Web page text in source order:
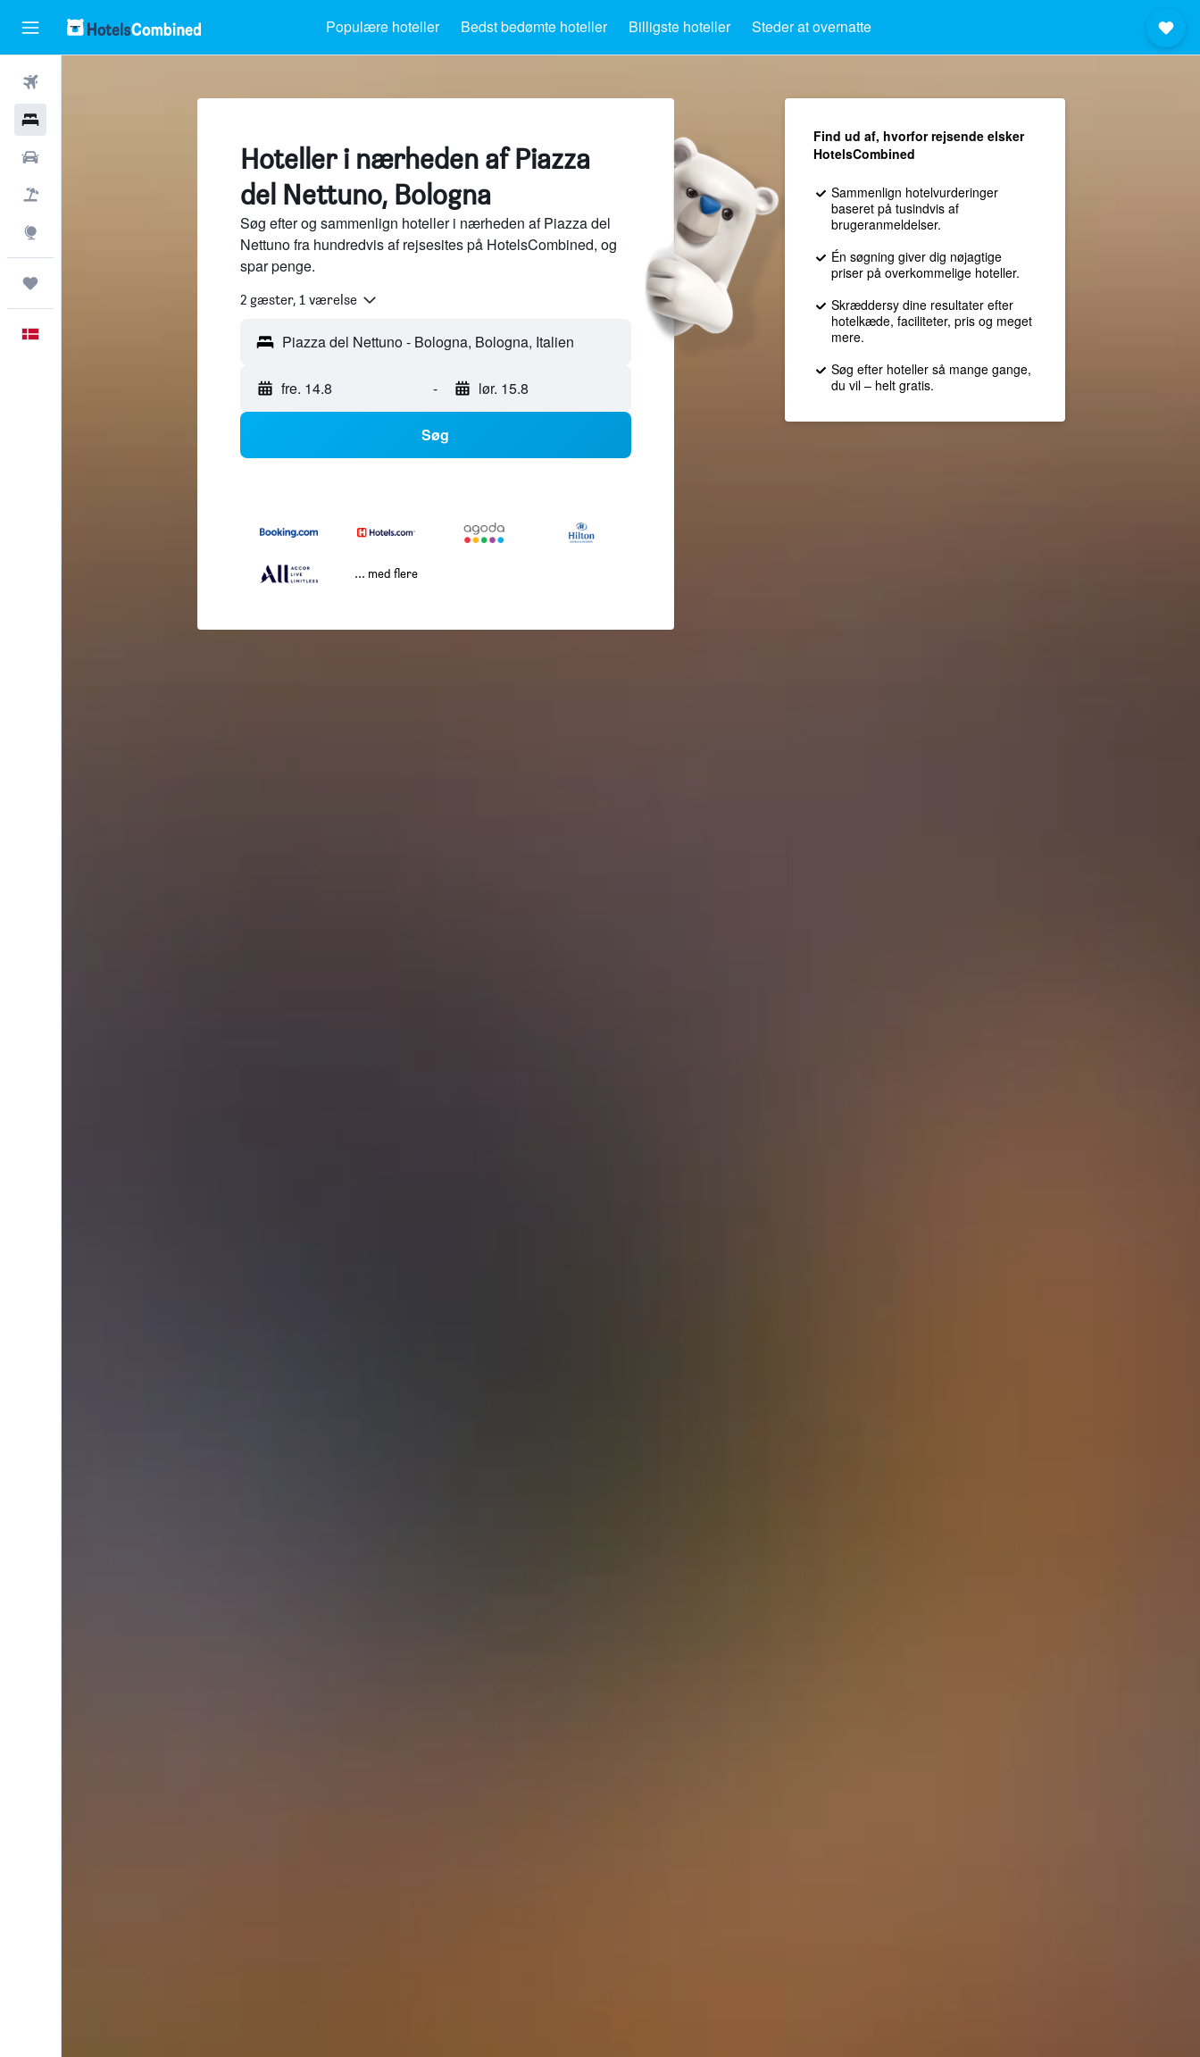
Populære hoteller Bedst bedømte hoteller Billigste hoteller Steder at overnatte
Hoteller i nærheden af Piazza
del Nettuno, Bologna
Søg efter og sammenlign hoteller i nærheden af Piazza del
Nettuno fra hundredvis af rejsesites på HotelsCombined, og
spar penge.
2 gæster, 1 værelse
fre. 14.8 - lør. 15.8
Søg
... med flere
Find ud af, hvorfor rejsende elsker
HotelsCombined
Sammenlign hotelvurderinger
baseret på tusindvis af
brugeranmeldelser.
Én søgning giver dig nøjagtige
priser på overkommelige hoteller.
Skræddersy dine resultater efter
hotelkæde, faciliteter, pris og meget
mere.
Søg efter hoteller så mange gange,
du vil – helt gratis.